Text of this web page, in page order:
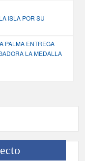
ISLA POR SU
PALMA ENTREGA
LA MEDALLA